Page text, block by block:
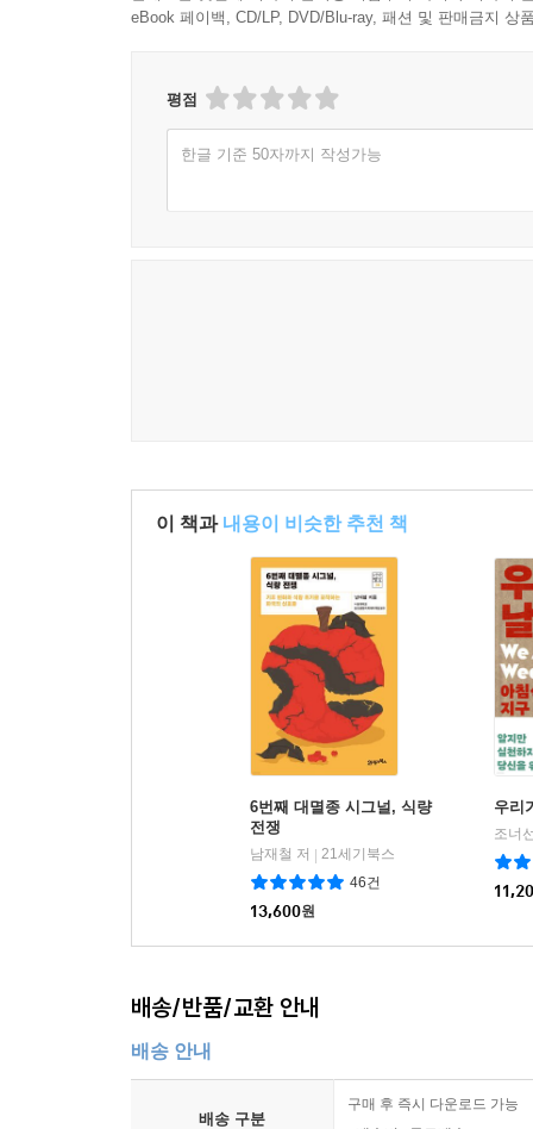
그것은 음모론이 아니다
야기하지 않는다’거나, ②‘이산화탄소는 대기의
변화로 인한 것’이라거나, 심지어 ④‘모든 데이터
“북미, 유럽, 아시아는 전 세계 산업 생산 관
이산화탄소를 훨씬 적게 배출해왔다.” _28쪽
영국인 저자는 기후변화의 책임이 우선적으로
타격을 받을 것이란 사실을 염려한다. 이를테면
피해를 남긴다. 기후변화에 대한 ‘적응’의 측면에
기후변화는 정치적으로도, 그리고 철학적으로
지불하는 ‘청정개발체제(Clean Development
“많은 사회정치학자들은 기후 협상 자체에 대한
국가 발전을 중단해야 하는지 지시하는 것처럼
국가들은 자국의 발전과 빈곤 구제 노력을 저해할
과제임을 밝히고 있다. 세계 인구는 2050년
저자는 다시 한번 역설하고 있다.
eBook 페이백, CD/LP, DVD/Blu-ray, 패션 및 판매금지 상
평점
한글 기준 50자까지 작성가능
이 책과 내용이 비슷한 추천 책
6번째 대멸종 시그널, 식량
전쟁
남재철 저 | 21세기북스
46건
13,600원
우리
배송/반품/교환 안내
배송 안내
배송 구분
구매 후 즉시 다운로드 가능